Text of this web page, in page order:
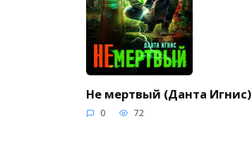
Не мертвый (Данта Игнис)
0 72